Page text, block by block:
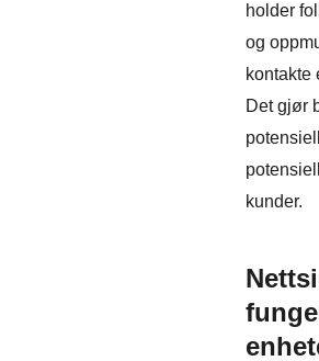
holder
og
kontakte
Det gjør
kunder.